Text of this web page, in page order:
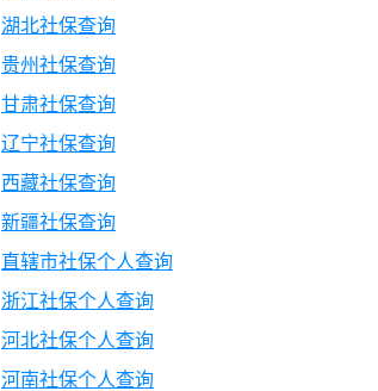
湖北社保查询
贵州社保查询
甘肃社保查询
辽宁社保查询
西藏社保查询
新疆社保查询
直辖市社保个人查询
浙江社保个人查询
河北社保个人查询
河南社保个人查询